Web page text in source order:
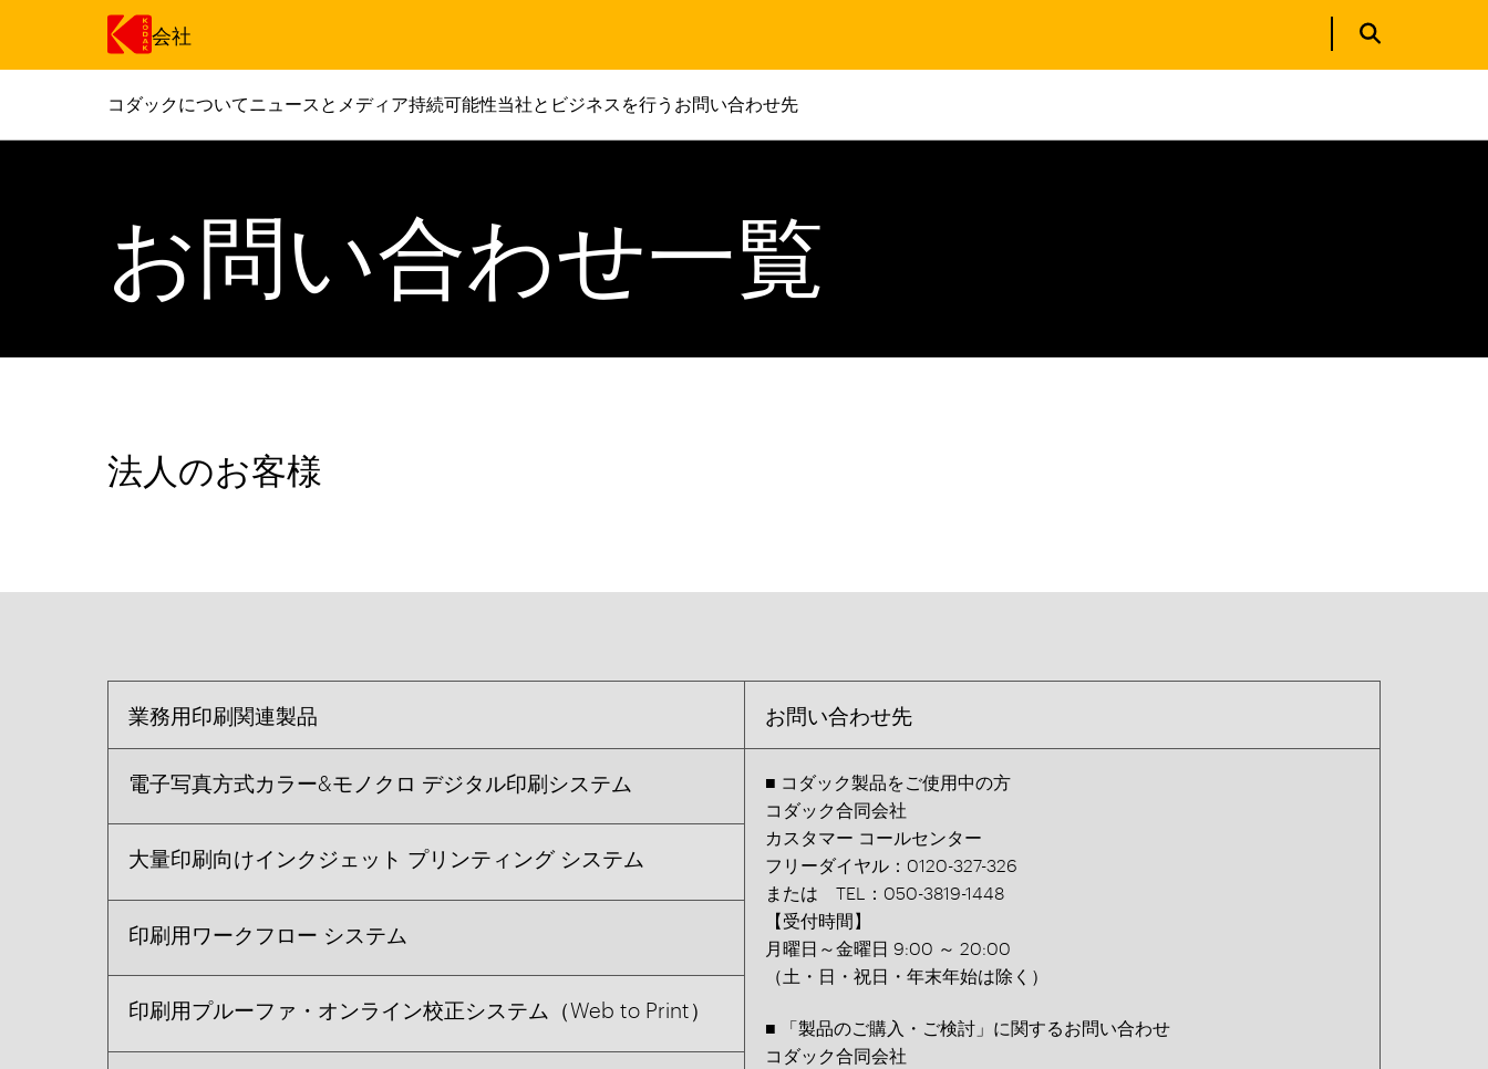
会社
コダックについてニュースとメディア持続可能性当社とビジネスを行う お問い合わせ先
お問い合わせ一覧
法人のお客様
業務用印刷関連製品 お問い合わせ先
電子写真方式カラー&モノクロ デジタル印刷システム
■ コダック製品をご使用中の方
コダック合同会社
カスタマー コールセンター
フリーダイヤル：0120-327-326
または TEL：050-3819-1448
【受付時間】
月曜日～金曜日 9:00 ～ 20:00
（土・日・祝日・年末年始は除く）
■ 「製品のご購入・ご検討」に関するお問い合わせ
コダック合同会社
大量印刷向けインクジェット プリンティング システム
印刷用ワークフロー システム
印刷用プルーファ・オンライン校正システム（Web to Print）